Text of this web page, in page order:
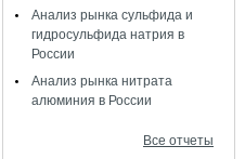
Анализ рынка сульфида и
гидросульфида натрия в
России
Анализ рынка нитрата
алюминия в России
Все отчеты